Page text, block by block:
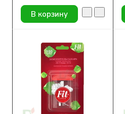
В корзину